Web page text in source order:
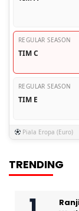
REGULAR SEASON
TIM C
REGULAR SEASON
TIM E
Piala Eropa (Euro)
TRENDING